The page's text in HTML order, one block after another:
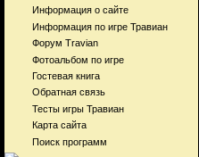
Информация о сайте
Информация по игре Травиан
Форум Travian
Фотоальбом по игре
Гостевая книга
Обратная связь
Тесты игры Травиан
Карта сайта
Поиск программ